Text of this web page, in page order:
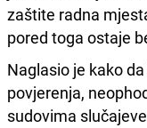
zaštite radna
pored toga ostaje
Naglasio je kako
povjerenja,
sudovima